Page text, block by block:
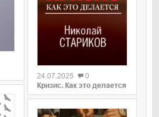
24.07.2025
0
Кризис. Как это делается